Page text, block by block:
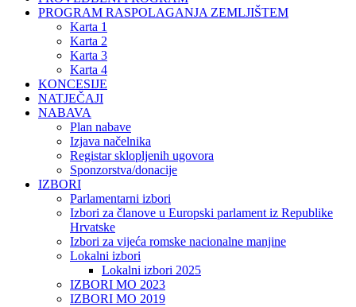
PROGRAM RASPOLAGANJA ZEMLJIŠTEM
Karta 1
Karta 2
Karta 3
Karta 4
KONCESIJE
NATJEČAJI
NABAVA
Plan nabave
Izjava načelnika
Registar sklopljenih ugovora
Sponzorstva/donacije
IZBORI
Parlamentarni izbori
Izbori za članove u Europski parlament iz Republike
Hrvatske
Izbori za vijeća romske nacionalne manjine
Lokalni izbori
Lokalni izbori 2025
IZBORI MO 2023
IZBORI MO 2019